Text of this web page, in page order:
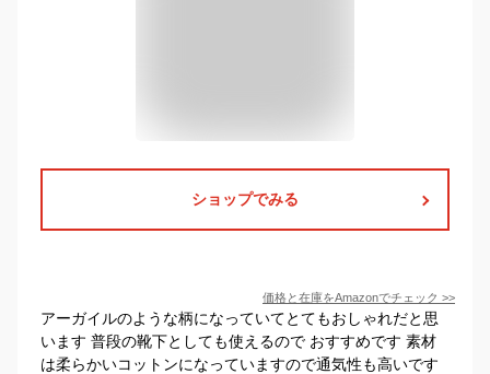
ショップでみる
価格と在庫をAmazonでチェック >>
アーガイルのような柄になっていてとてもおしゃれだと思
います 普段の靴下としても使えるので おすすめです 素材
は柔らかいコットンになっていますので通気性も高いです